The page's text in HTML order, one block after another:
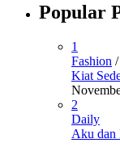
Popular
1
Fashion /
Kiat
2
Daily
Aku dan